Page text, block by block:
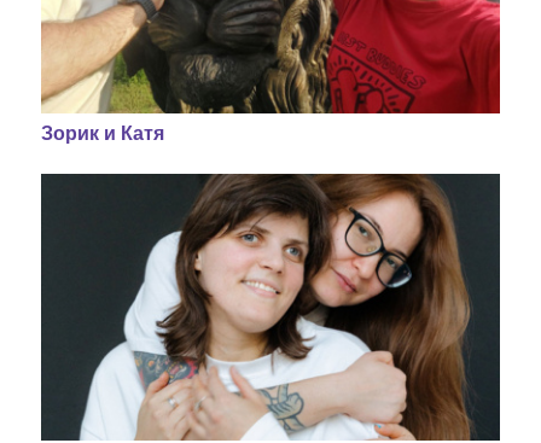
Зорик и Катя